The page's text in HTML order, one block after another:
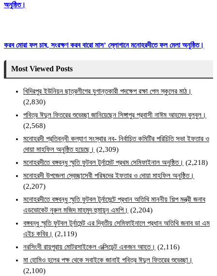
অনুষ্ঠিত।
করব মোরা ফল চাষ, সংরক্ষণ করব বারো মাস’ স্লোগানে মনোহরদীতে ফল মেলা অনুষ্ঠিত।
Most Viewed Posts
খিদিরপুর ইউনিয়ন ছাত্রলীগের যুগান্তকারী পদক্ষেপ রক্ষা পেল স্কুলের মাঠ।
(2,830)
পবিত্র ঈদুল ফিতরের শুভেচ্ছা জানিয়েছেন সিঙ্গাপুর প্রবাসী নাঈম আহমেদ বুলবুল।
(2,568)
মনোহরদী প্রতিবন্ধী কল্যাণ সংস্থার নব- নির্বাচিত কমিটির পরিচিতি সভা ইফতার ও
দোয়া মাহফিল অনুষ্ঠিত হয়েছে। (2,309)
মনোহরদীতে বঙ্গবন্ধু স্মৃতি ফুটবল টুর্নামেন্ট প্রথম সেমিফাইনাল অনুষ্ঠিত। (2,218)
মনোহরদী উপজেলা স্বেচ্ছাসেবী পরিষদের ইফতার ও দোয়া মাহফিল অনুষ্ঠিত।
(2,207)
মনোহরদীতে বঙ্গবন্ধু স্মৃতি ফুটবল টুর্নামেন্টে প্রধান অতিথি মাননীয় শিল্প মন্ত্রী জনাব
এডভোকেট নুরুল মজিদ মাহমুদ হুমায়ূন এমপি। (2,204)
বঙ্গবন্ধু স্মৃতি ফুটবল টুর্নামেন্ট এর দ্বিতীয় সেমিফাইনালে প্রধান অতিথি জনাব ডা এম
এইচ কবির। (2,119)
নরসিংদী রায়পুরায় মোটরসাইকেল এক্সিডেন্ট একজন আহত। (2,116)
মা হোমিও হলের পক্ষ থেকে সবাইকে জানাই পবিত্র ঈদুল ফিতরের শুভেচ্ছা।
(2,100)